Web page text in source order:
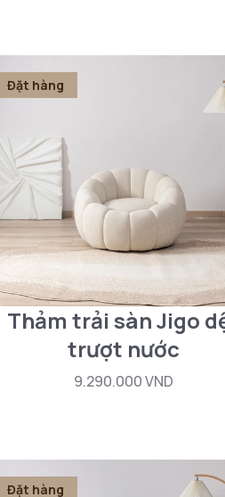
Đặt hàng
Thảm trải sàn Jigo
trượt nước
9.290.000 VND
Đặt hàng